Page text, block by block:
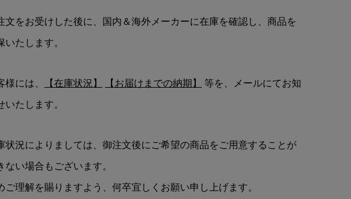
文をお受けした後に、国内＆海外メーカーに在庫を確認し、商品を
いたします。
様には、 【在庫状況】 【お届けまでの納期】 等を、メールにてお知
いたします。
状況によりましては、御注文後にご希望の商品をご用意することが
ない場合もございます。
ご理解を賜りますよう、何卒宜しくお願い申し上げます。